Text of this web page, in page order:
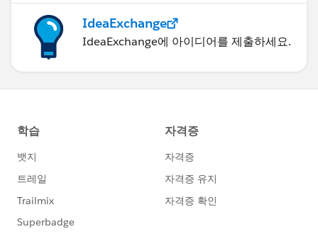
IdeaExchange
IdeaExchange에 아이디어를 제출하세요.